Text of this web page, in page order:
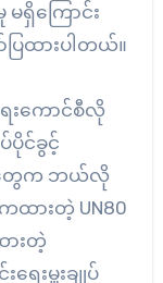
ရှိကြောင်း
ြထားပါတယ်။
းကောင်စီလို
င်ခွင့်
းတွေက ဘယ်လို
ားတဲ့ UN80
ားတဲ့
းမှူးချုပ်